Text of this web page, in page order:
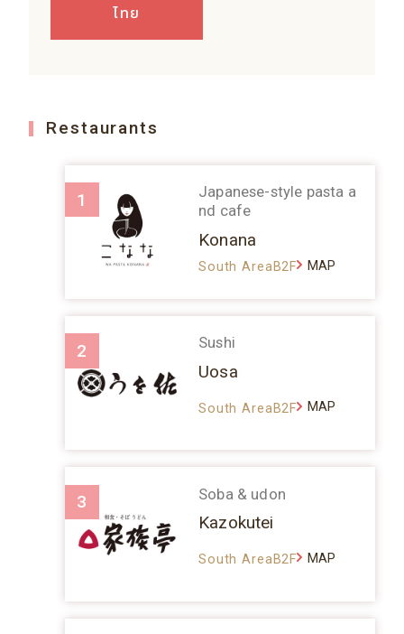
ไทย
Restaurants
1
Japanese-style pasta a
nd cafe
Konana
South AreaB2F MAP
2 Sushi
Uosa
South AreaB2F MAP
3 Soba & udon
Kazokutei
South AreaB2F MAP